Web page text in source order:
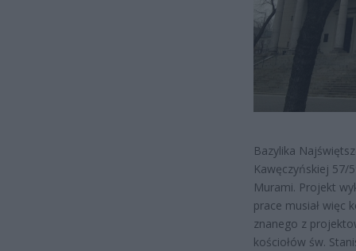
Bazylika
Kawęczyńskiej 57/
Murami. Projekt
prace musiał więc
znanego z
kościołów św.